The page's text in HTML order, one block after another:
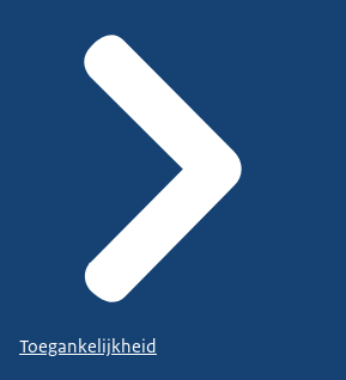
Toegankelijkheid